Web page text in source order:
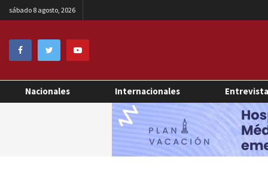
sábado 8 agosto, 2026
Nacionales Internacionales